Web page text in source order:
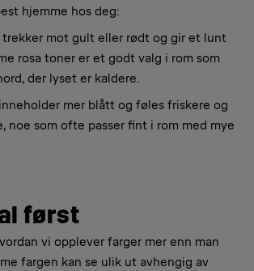
hjemme hos deg:
trekker mot gult eller rødt og gir et lunt
rosa toner er et godt valg i rom som
der lyset er kaldere.
mer blått og føles friskere og
noe som ofte passer fint i rom med mye
først
vi opplever farger mer enn man
fargen kan se ulik ut avhengig av